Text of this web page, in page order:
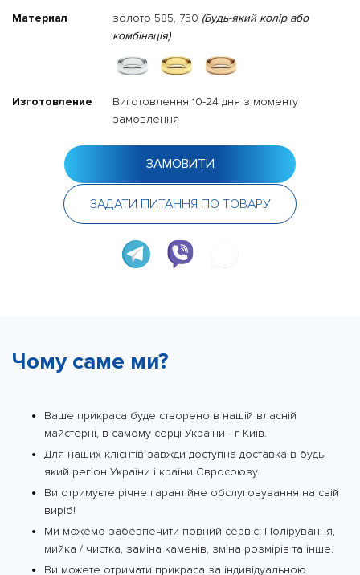
Материал
золото 585, 750 (Будь-який колір або
комбінація)
Изготовление
Виготовлення 10-24 дня з моменту
замовлення
ЗАМОВИТИ
ЗАДАТИ ПИТАННЯ ПО ТОВАРУ
Чому саме ми?
Ваше прикраса буде створено в нашій власній
майстерні, в самому серці України - г Київ.
Для наших клієнтів завжди доступна доставка в будь-
який регіон України і країни Євросоюзу.
Ви отримуєте річне гарантійне обслуговування на свій
виріб!
Ми можемо забезпечити повний сервіс: Полірування,
мийка / чистка, заміна каменів, зміна розмірів та інше.
Ви можете отримати прикраса за індивідуальною